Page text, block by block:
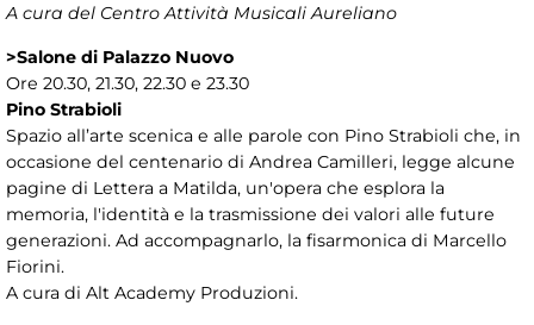
A cura del Centro Attività Musicali Aureliano
>Salone di Palazzo Nuovo
Ore 20.30, 21.30, 22.30 e 23.30
Pino Strabioli
Spazio all’arte scenica e alle parole con Pino Strabioli che, in
occasione del centenario di Andrea Camilleri, legge alcune
pagine di Lettera a Matilda, un'opera che esplora la
memoria, l'identità e la trasmissione dei valori alle future
generazioni. Ad accompagnarlo, la fisarmonica di Marcello
Fiorini.
A cura di Alt Academy Produzioni.